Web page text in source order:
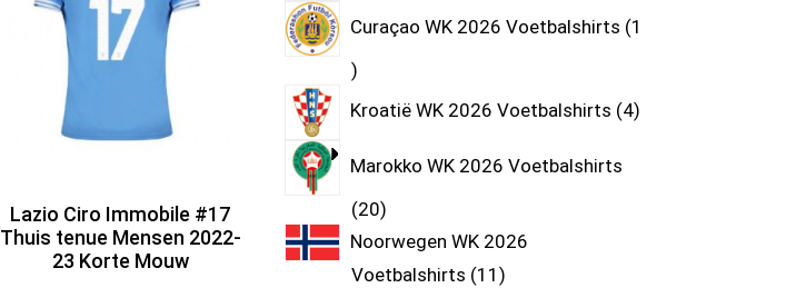
Lazio Ciro Immobile #17
Thuis tenue Mensen 2022-
23 Korte Mouw
Curaçao WK 2026 Voetbalshirts 1
Kroatië WK 2026 Voetbalshirts 4
Marokko WK 2026 Voetbalshirts
20
Noorwegen WK 2026
Voetbalshirts 11